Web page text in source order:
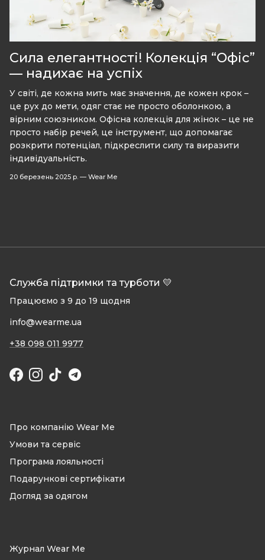
Сила елегантності! Колекція “Офіс”
— надихає на успіх
У світі, де кожна мить має значення, де кожен крок –
це рух до мети, одяг стає не просто оболонкою, а
вірним союзником. Офісна колекція для жінок – це не
просто набір речей, це інструмент, що допомагає
розкрити потенціал, підкреслити силу та виразити
індивідуальність.
20 березень 2025 р. — Wear Me
Служба підтримки та турботи 💛
Працюємо з 9 до 19 щодня
info@wearme.ua
+38 098 011 9977
Facebook
Instagram
TikTok
Про компанію Wear Me
Умови та сервіс
Програма лояльності
Подарункові сертифікати
Догляд за одягом
Журнал Wear Me